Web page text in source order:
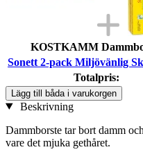
KOSTKAMM
Sonett 2-pack Miljövänlig
Totalpris:
Lägg till båda i varukorgen
Beskrivning
Dammborste tar bort damm
vare det mjuka gethåret.